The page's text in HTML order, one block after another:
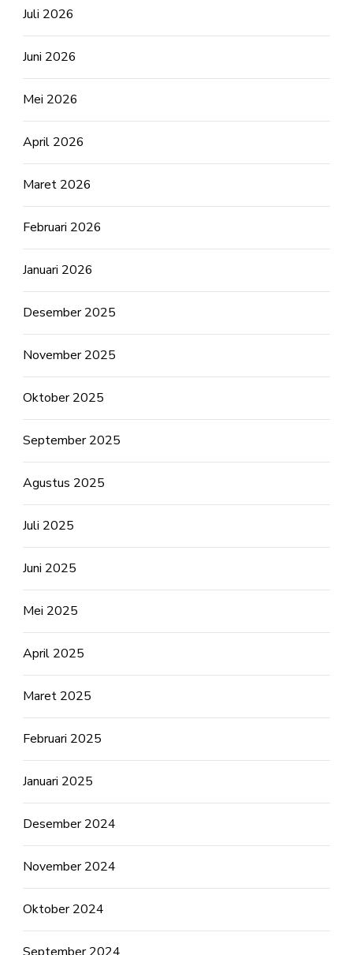
Juli 2026
Juni 2026
Mei 2026
April 2026
Maret 2026
Februari 2026
Januari 2026
Desember 2025
November 2025
Oktober 2025
September 2025
Agustus 2025
Juli 2025
Juni 2025
Mei 2025
April 2025
Maret 2025
Februari 2025
Januari 2025
Desember 2024
November 2024
Oktober 2024